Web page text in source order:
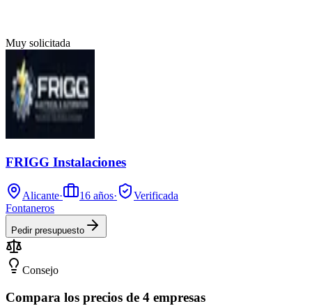
Muy solicitada
FRIGG Instalaciones
Alicante· 16 años·
Verificada
Fontaneros
Pedir presupuesto
Consejo
Compara los precios de 4 empresas